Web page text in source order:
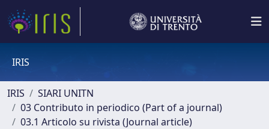
IRIS
IRIS
SIARI UNITN
03 Contributo in periodico (Part of a journal)
03.1 Articolo su rivista (Journal article)